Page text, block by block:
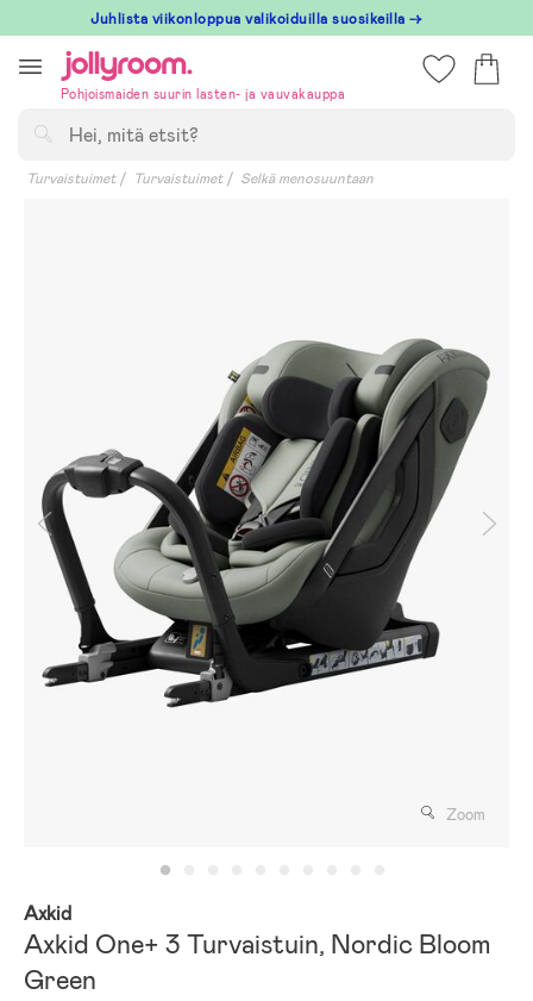
till
innehållet
Juhlista viikonloppua valikoiduilla suosikeilla →
Pohjoismaiden suurin lasten- ja vauvakauppa
Turvaistuimet Turvaistuimet Selkä menosuuntaan
Zoom
Axkid
Axkid One+ 3 Turvaistuin, Nordic Bloom
Green